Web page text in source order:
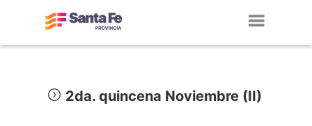
2da. quincena Noviembre (II)